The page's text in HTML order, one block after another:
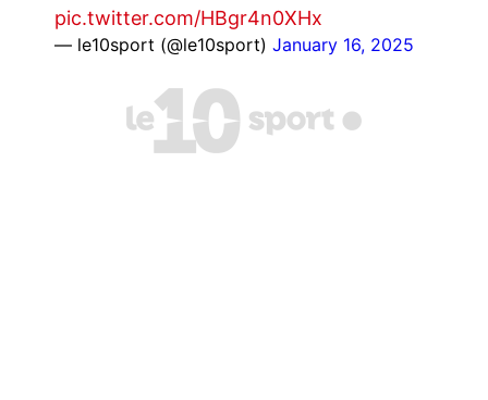
pic.twitter.com/HBgr4n0XHx
— le10sport (@le10sport) January 16, 2025